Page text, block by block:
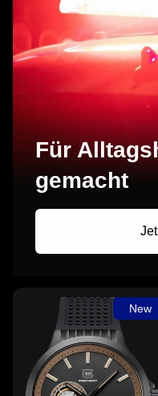
Für
gemacht
New